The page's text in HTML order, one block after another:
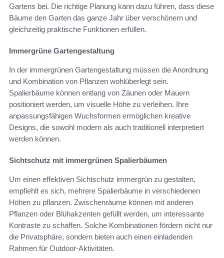
Gartens bei. Die richtige Planung kann dazu führen, dass diese
Bäume den Garten das ganze Jahr über verschönern und
gleichzeitig praktische Funktionen erfüllen.
Immergrüne Gartengestaltung
In der immergrünen Gartengestaltung müssen die Anordnung
und Kombination von Pflanzen wohlüberlegt sein.
Spalierbäume können entlang von Zäunen oder Mauern
positioniert werden, um visuelle Höhe zu verleihen. Ihre
anpassungsfähigen Wuchsformen ermöglichen kreative
Designs, die sowohl modern als auch traditionell interpretiert
werden können.
Sichtschutz mit immergrünen Spalierbäumen
Um einen effektiven Sichtschutz immergrün zu gestalten,
empfiehlt es sich, mehrere Spalierbäume in verschiedenen
Höhen zu pflanzen. Zwischenräume können mit anderen
Pflanzen oder Blühakzenten gefüllt werden, um interessante
Kontraste zu schaffen. Solche Kombinationen fördern nicht nur
die Privatsphäre, sondern bieten auch einen einladenden
Rahmen für Outdoor-Aktivitäten.